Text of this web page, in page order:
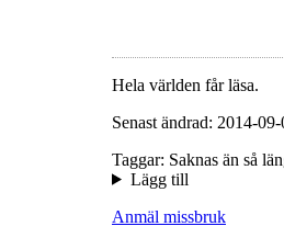
Hela världen får läsa.
Senast ändrad: 2014-
Taggar: Saknas än så
Lägg till
Anmäl missbruk